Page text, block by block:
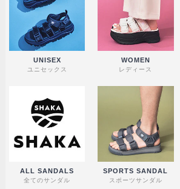
UNISEX
ユニセックス
WOMEN
レディース
ALL SANDALS
全てのサンダル
SPORTS SANDAL
スポーツサンダル